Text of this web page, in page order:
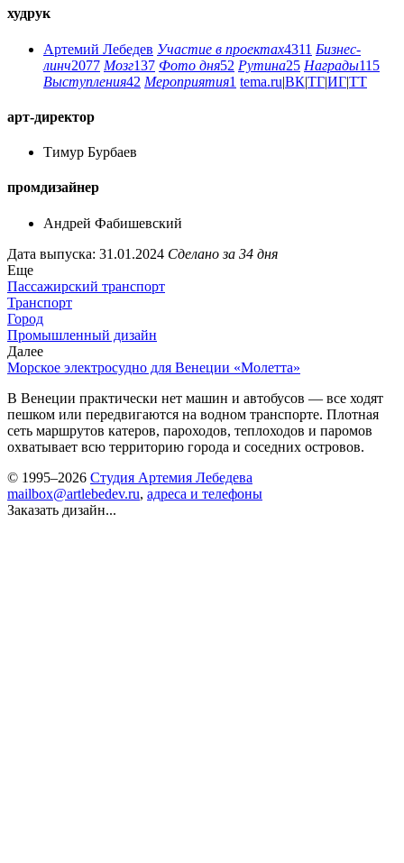
худрук
Артемий Лебедев Участие в проектах4311 Бизнес-
линч2077 Мозг137 Фото дня52 Рутина25 Награды115
Выступления42 Мероприятия1 tema.ru|ВК|ТГ|ИГ|ТТ
арт-директор
Тимур Бурбаев
промдизайнер
Андрей Фабишевский
Дата выпуска: 31.01.2024 Сделано за 34 дня
Еще
Пассажирский транспорт
Транспорт
Город
Промышленный дизайн
Далее
Морское электросудно для Венеции «Молетта»
В Венеции практически нет машин и автобусов — все ходят
пешком или передвигаются на водном транспорте. Плотная
сеть маршрутов катеров, пароходов, теплоходов и паромов
охватывает всю территорию города и соседних островов.
© 1995–2026 Студия Артемия Лебедева
mailbox@artlebedev.ru, адреса и телефоны
Заказать дизайн...